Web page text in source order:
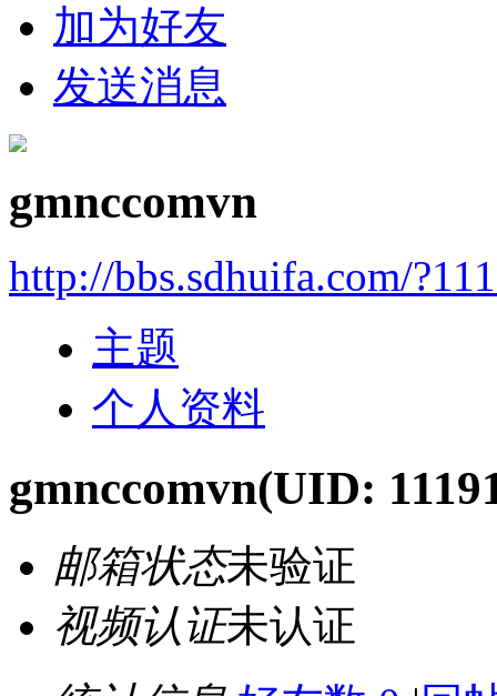
加为好友
发送消息
gmnccomvn
http://bbs.sdhuifa.com/
主题
个人资料
gmnccomvn(UID:
邮箱状态未验证
视频认证未认证